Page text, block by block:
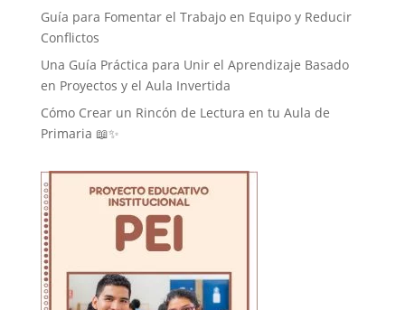
Guía para Fomentar el Trabajo en Equipo y Reducir
Conflictos
Una Guía Práctica para Unir el Aprendizaje Basado
en Proyectos y el Aula Invertida
Cómo Crear un Rincón de Lectura en tu Aula de
Primaria 📖✨